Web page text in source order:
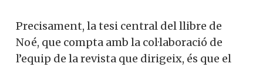
Precisament, la tesi central del llibre de
Noé, que compta amb la col·laboració de
l’equip de la revista que dirigeix, és que el